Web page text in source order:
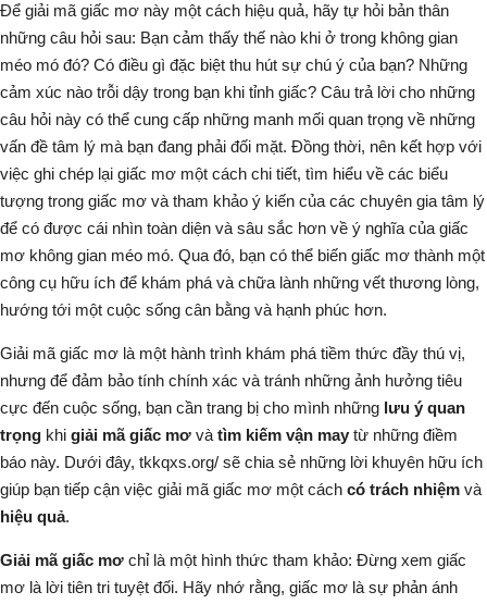
Để giải mã giấc mơ này một cách hiệu quả, hãy tự hỏi bản thân
những câu hỏi sau: Bạn cảm thấy thế nào khi ở trong không gian
méo mó đó? Có điều gì đặc biệt thu hút sự chú ý của bạn? Những
cảm xúc nào trỗi dậy trong bạn khi tỉnh giấc? Câu trả lời cho những
câu hỏi này có thể cung cấp những manh mối quan trọng về những
vấn đề tâm lý mà bạn đang phải đối mặt. Đồng thời, nên kết hợp với
việc ghi chép lại giấc mơ một cách chi tiết, tìm hiểu về các biểu
tượng trong giấc mơ và tham khảo ý kiến của các chuyên gia tâm lý
để có được cái nhìn toàn diện và sâu sắc hơn về ý nghĩa của giấc
mơ không gian méo mó. Qua đó, bạn có thể biến giấc mơ thành một
công cụ hữu ích để khám phá và chữa lành những vết thương lòng,
hướng tới một cuộc sống cân bằng và hạnh phúc hơn.
Giải mã giấc mơ là một hành trình khám phá tiềm thức đầy thú vị,
nhưng để đảm bảo tính chính xác và tránh những ảnh hưởng tiêu
cực đến cuộc sống, bạn cần trang bị cho mình những lưu ý quan
trọng khi giải mã giấc mơ và tìm kiếm vận may từ những điềm
báo này. Dưới đây, tkkqxs.org/ sẽ chia sẻ những lời khuyên hữu ích
giúp bạn tiếp cận việc giải mã giấc mơ một cách có trách nhiệm và
hiệu quả.
Giải mã giấc mơ chỉ là một hình thức tham khảo: Đừng xem giấc
mơ là lời tiên tri tuyệt đối. Hãy nhớ rằng, giấc mơ là sự phản ánh